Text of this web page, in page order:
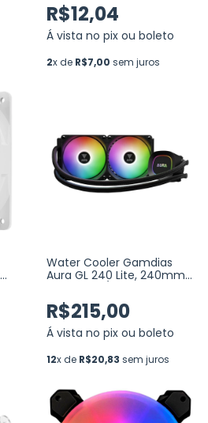
R$12,04
Á vista no pix ou boleto
2x de R$7,00 sem juros
Water Cooler Gamdias
Aura GL 240 Lite, 240mm,
R$215,00
Á vista no pix ou boleto
12x de R$20,83 sem juros